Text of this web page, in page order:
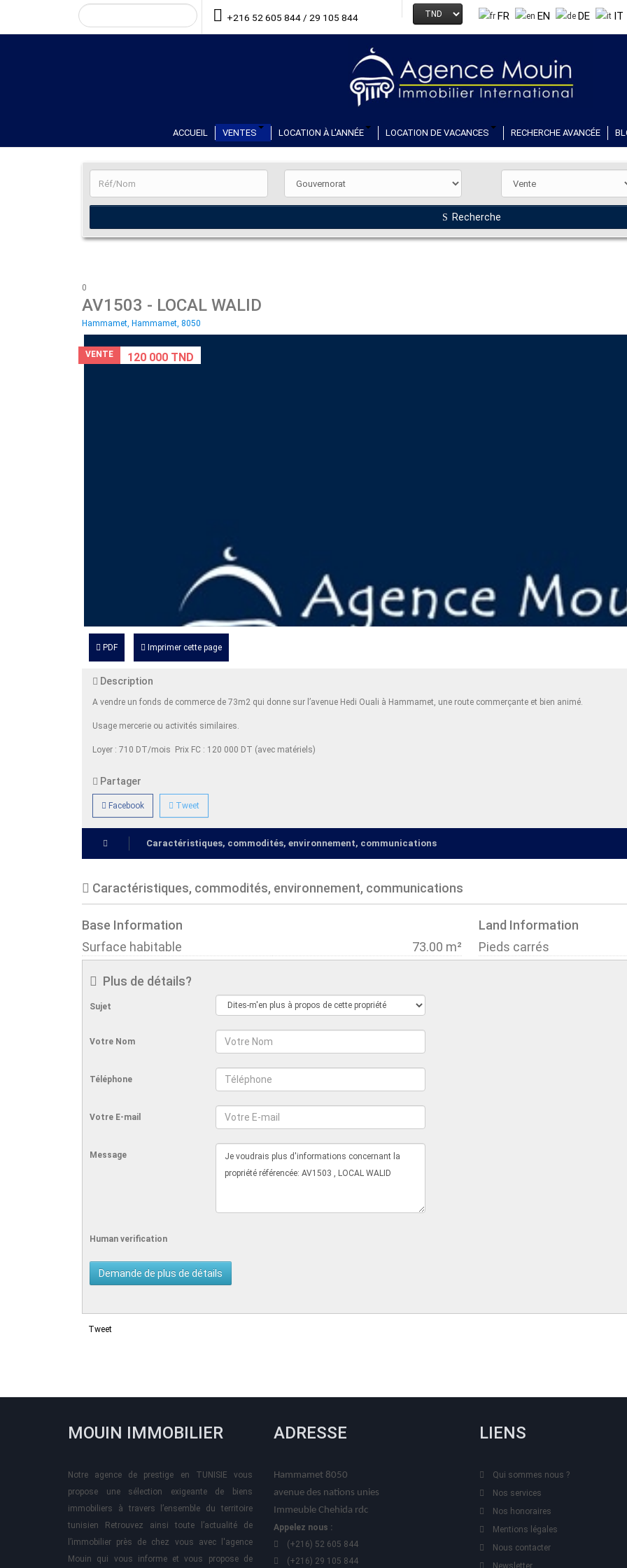
+216 52 605 844 / 29 105 844 FR EN DE IT
ACCUEIL VENTES LOCATION À L'ANNÉE LOCATION DE VACANCES RECHERCHE AVANCÉE
Recherche
0
AV1503 - LOCAL WALID
Hammamet, Hammamet, 8050
VENTE 120 000 TND
PDF Imprimer cette page
Description
A vendre un fonds de commerce de 73m2 qui donne sur l’avenue Hedi Ouali à Hammamet, une route commerçante et bien animé.
Usage mercerie ou activités similaires.
Loyer : 710 DT/mois Prix FC : 120 000 DT (avec matériels)
Partager
Facebook Tweet
Caractéristiques, commodités, environnement, communications
Caractéristiques, commodités, environnement, communications
Base Information
Surface habitable
73.00 m²
Land Information
Pieds carrés
Plus de détails?
Sujet
Votre Nom
Téléphone
Votre E-mail
Message
Human verification
Tweet
MOUIN IMMOBILIER
Notre agence de prestige en TUNISIE vous
propose une sélection exigeante de biens
immobiliers à travers l’ensemble du territoire
tunisien Retrouvez ainsi toute l’actualité de
l’immobilier près de chez vous avec l'agence
Mouin qui vous informe et vous propose de
ADRESSE
Hammamet 8050
avenue des nations unies
Immeuble Chehida rdc
Appelez nous :
(+216) 52 605 844
(+216) 29 105 844
LIENS
Qui sommes nous ?
Nos services
Nos honoraires
Mentions légales
Nous contacter
Newsletter